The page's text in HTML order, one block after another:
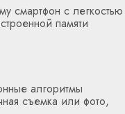
смартфон с легкостью
памяти
алгоритмы
съемка или фото,